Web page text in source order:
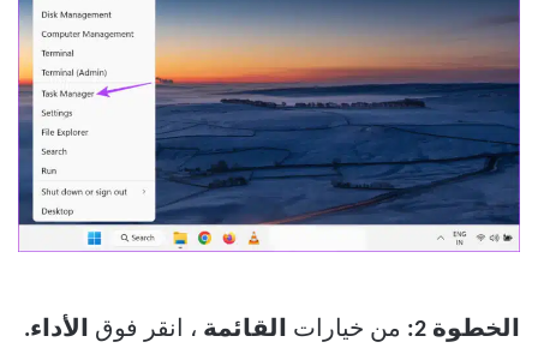
الخطوة 2: من خيارات القائمة ، انقر فوق الأداء.